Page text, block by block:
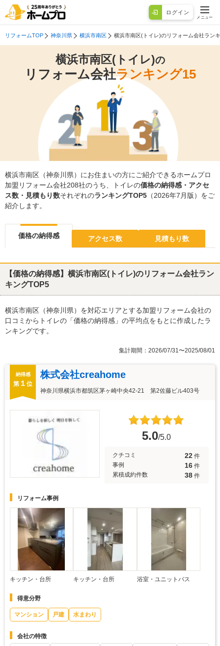
ログイン
メニュー
リフォームTOP 神奈川県 横浜市南区 横浜市南区(トイレ)のリフォーム会社ラン
横浜市南区(トイレ)の
リフォーム会社ランキング15
横浜市南区（神奈川県）にお住まいの方にご紹介できるホームプロ
加盟リフォーム会社208社のうち、トイレの価格の納得感・アクセ
ス数・見積もり数それぞれのランキングTOP5 （2026年7月版）をご
紹介します。
価格の納得感 アクセス数 見積もり数
【価格の納得感】横浜市南区(トイレ)のリフォーム会社ラン
キングTOP5
横浜市南区（神奈川県）を対応エリアとする加盟リフォーム会社の
口コミからトイレの「価格の納得感」の平均点をもとに作成したラ
ンキングです。
集計期間：2026/07/31〜2025/08/01
納得感
第 １ 位
株式会社creahome
神奈川県横浜市都筑区茅ヶ崎中央42-21 第2佐藤ビル403号
5.0/5.0
クチコミ 22 件
事例
16 件
累積成約件数
38 件
リフォーム事例
キッチン・台所 キッチン・台所 浴室・ユニットバス
得意分野
マンション 戸建 水まわり
会社の特徴